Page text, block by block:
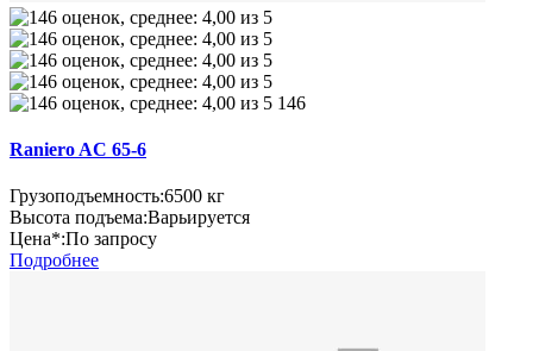
146
Raniero AC 65-6
Грузоподъемность:6500 кг
Высота подъема:Варьируется
Цена*:По запросу
Подробнее